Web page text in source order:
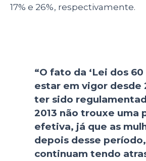
17% e 26%, respectivamente.
“O fato da ‘Lei dos 60
estar em vigor desde
ter sido
2013 não trouxe uma
efetiva, já que as
depois desse período,
continuam tendo